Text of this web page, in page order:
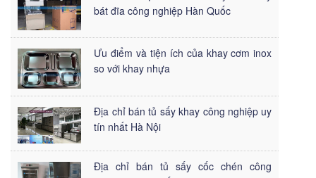
bát đĩa công nghiệp Hàn Quốc
Ưu điểm và tiện ích của khay cơm inox
so với khay nhựa
Địa chỉ bán tủ sấy khay công nghiệp uy
tín nhất Hà Nội
Địa chỉ bán tủ sấy cốc chén công